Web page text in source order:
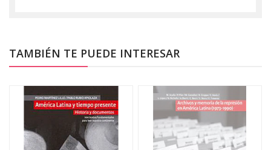
TAMBIÉN TE PUEDE INTERESAR